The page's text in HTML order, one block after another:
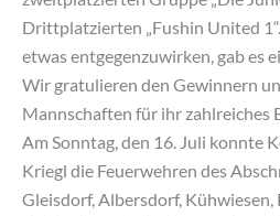
Drittplatzierten „Fushin United
etwas entgegenzuwirken, gab es
Wir gratulieren den Gewinnern
Mannschaften für ihr zahlreiches
Am Sonntag, den 16. Juli konnte
Kriegl die Feuerwehren des
Gleisdorf, Albersdorf, Kühwiesen,